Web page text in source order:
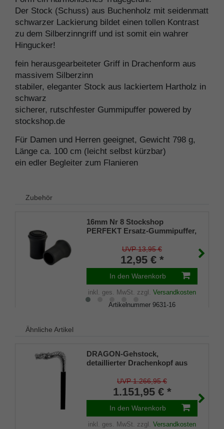
Der Stock (Schuss) aus Buchenholz mit seidenmatt
schwarzer Lackierung bildet einen tollen Kontrast
zu dem Silberzinngriff und ist somit ein wahrer
Hingucker!
fein herausgearbeiteter Griff in Drachenform aus
massivem Silberzinn
stabiler, eleganter Stock aus lackiertem Hartholz in
schwarz
sicherer, rutschfester Gummipuffer powered by
stockshop.de
Für Damen und Herren geeignet, Gewicht 798 g,
Länge ca. 100 cm (leicht selbst kürzbar)
ein edler Begleiter zum Flanieren
Zubehör
16mm Nr 8 Stockshop
PERFEKT Ersatz-Gummipuffer,
elegant, mit Metalleinlage (VE 2
UVP 13,95 €
12,95 € *
In den Warenkorb
inkl. ges. MwSt. zzgl. Versandkosten
Artikelnummer 9631-16
Ähnliche Artikel
DRAGON-Gehstock,
detaillierter Drachenkopf aus
einen Stock aus feinem
Makassar-Ebenholz,
PERFEKTER Gummipuffer
UVP 1.266,95 €
1.151,95 € *
In den Warenkorb
inkl. ges. MwSt. zzgl. Versandkosten